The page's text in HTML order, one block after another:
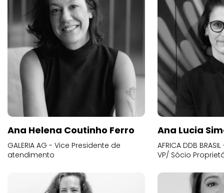
Ana Helena Coutinho Ferro
GALERIA AG - Vice Presidente de
atendimento
Ana Lucia
AFRICA DDB
VP/ Sócio